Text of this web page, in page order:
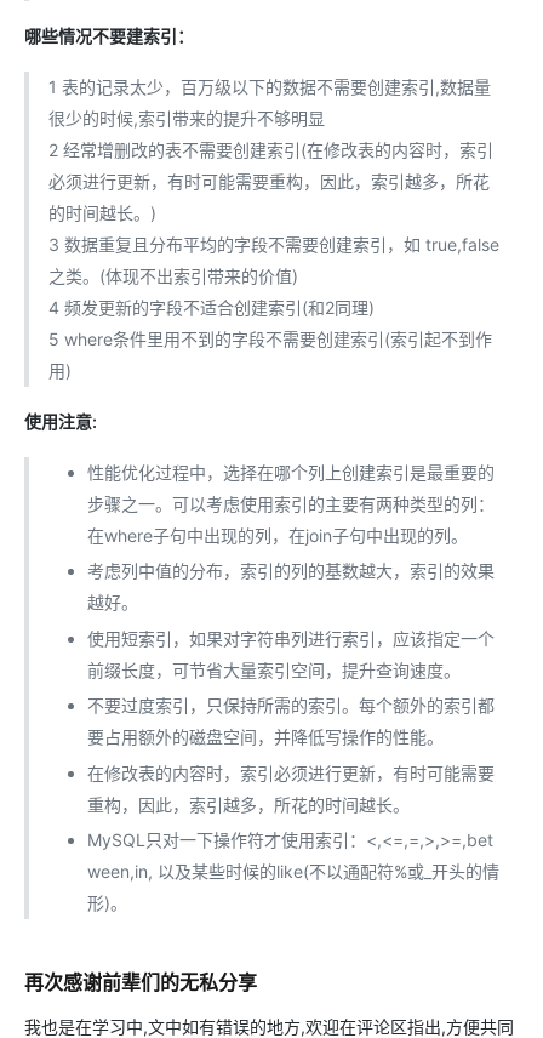
哪些情况不要建索引：
1 表的记录太少，百万级以下的数据不需要创建索引,数据量
很少的时候,索引带来的提升不够明显
2 经常增删改的表不需要创建索引(在修改表的内容时，索引
必须进行更新，有时可能需要重构，因此，索引越多，所花
的时间越长。)
3 数据重复且分布平均的字段不需要创建索引，如 true,false
之类。(体现不出索引带来的价值)
4 频发更新的字段不适合创建索引(和2同理)
5 where条件里用不到的字段不需要创建索引(索引起不到作
用)
使用注意:
性能优化过程中，选择在哪个列上创建索引是最重要的
步骤之一。可以考虑使用索引的主要有两种类型的列：
在where子句中出现的列，在join子句中出现的列。
考虑列中值的分布，索引的列的基数越大，索引的效果
越好。
使用短索引，如果对字符串列进行索引，应该指定一个
前缀长度，可节省大量索引空间，提升查询速度。
不要过度索引，只保持所需的索引。每个额外的索引都
要占用额外的磁盘空间，并降低写操作的性能。
在修改表的内容时，索引必须进行更新，有时可能需要
重构，因此，索引越多，所花的时间越长。
MySQL只对一下操作符才使用索引：<,<=,=,>,>=,bet
ween,in, 以及某些时候的like(不以通配符%或_开头的情
形)。
再次感谢前辈们的无私分享
我也是在学习中,文中如有错误的地方,欢迎在评论区指出,方便共同